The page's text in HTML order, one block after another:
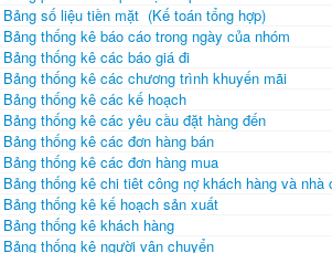
Bảng số liệu tiền mặt (Kế toán tổng hợp)
Bảng thống kê báo cáo trong ngày của nhóm
Bảng thống kê các báo giá đi
Bảng thống kê các chương trình khuyến mãi
Bảng thống kê các kế hoạch
Bảng thống kê các yêu cầu đặt hàng đến
Bảng thống kê các đơn hàng bán
Bảng thống kê các đơn hàng mua
Bảng thống kê chi tiêt công nợ khách hàng và nhà
Bảng thống kê kế hoạch sản xuất
Bảng thống kê khách hàng
Bảng thống kê người vận chuyển